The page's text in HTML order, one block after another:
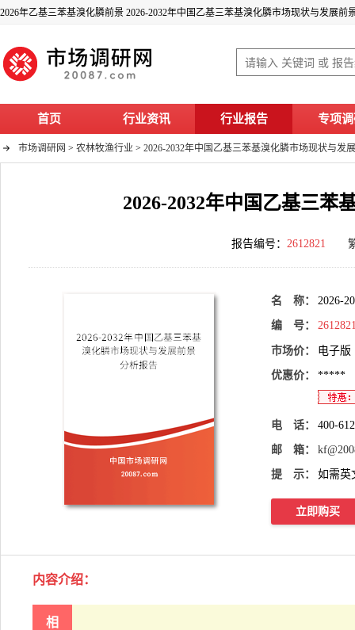
2026年乙基三苯基溴化膦前景 2026-2032年中国乙基三苯基溴化膦市场现状与发展前
首页 行业资讯 行业报告 专项
市场调研网 > 农林牧渔行业 > 2026-2032年中国乙基三苯基溴化膦市场现状与发
2026-2032年中国乙基三苯
报告编号： 2612821
名 称： 2026-
编 号：
市场价： 电子版
优惠价： *****
电 话： 400-
邮 箱：
提 示： 如需英
立即购买
内容介绍：
相